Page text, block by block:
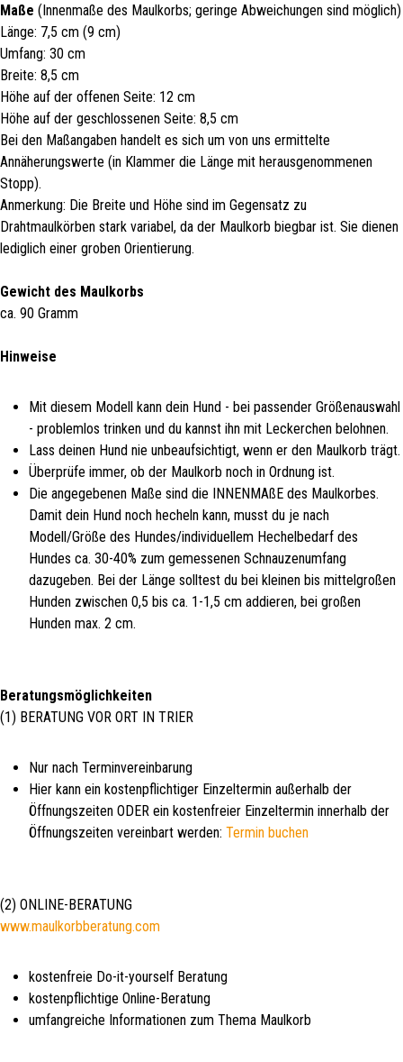
Maße (Innenmaße des Maulkorbs; geringe Abweichungen sind möglich)
Länge: 7,5 cm (9 cm)
Umfang: 30 cm
Breite: 8,5 cm
Höhe auf der offenen Seite: 12 cm
Höhe auf der geschlossenen Seite: 8,5 cm
Bei den Maßangaben handelt es sich um von uns ermittelte
Annäherungswerte (in Klammer die Länge mit herausgenommenen
Stopp).
Anmerkung: Die Breite und Höhe sind im Gegensatz zu
Drahtmaulkörben stark variabel, da der Maulkorb biegbar ist. Sie dienen
lediglich einer groben Orientierung.
Gewicht des Maulkorbs
ca. 90 Gramm
Hinweise
Mit diesem Modell kann dein Hund - bei passender Größenauswahl
- problemlos trinken und du kannst ihn mit Leckerchen belohnen.
Lass deinen Hund nie unbeaufsichtigt, wenn er den Maulkorb trägt.
Überprüfe immer, ob der Maulkorb noch in Ordnung ist.
Die angegebenen Maße sind die INNENMAßE des Maulkorbes.
Damit dein Hund noch hecheln kann, musst du je nach
Modell/Größe des Hundes/individuellem Hechelbedarf des
Hundes ca. 30-40% zum gemessenen Schnauzenumfang
dazugeben. Bei der Länge solltest du bei kleinen bis mittelgroßen
Hunden zwischen 0,5 bis ca. 1-1,5 cm addieren, bei großen
Hunden max. 2 cm.
Beratungsmöglichkeiten
(1) BERATUNG VOR ORT IN TRIER
Nur nach Terminvereinbarung
Hier kann ein kostenpflichtiger Einzeltermin außerhalb der
Öffnungszeiten ODER ein kostenfreier Einzeltermin innerhalb der
Öffnungszeiten vereinbart werden: Termin buchen
(2) ONLINE-BERATUNG
www.maulkorbberatung.com
kostenfreie Do-it-yourself Beratung
kostenpflichtige Online-Beratung
umfangreiche Informationen zum Thema Maulkorb